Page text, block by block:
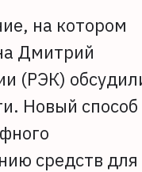
на котором
Дмитрий
(РЭК)
Новый способ
средств для